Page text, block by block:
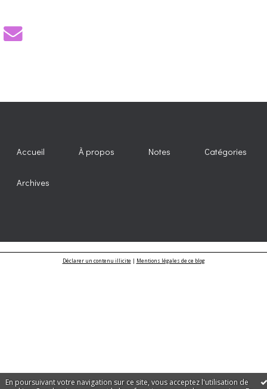
En poursuivant votre navigation sur ce site, vous acceptez l'utilisation de
Accueil À propos Notes Catégories
Archives
Déclarer un contenu illicite| Mentions légales de ce blog